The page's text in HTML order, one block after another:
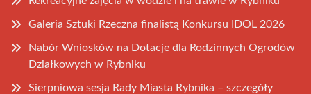
Galeria Sztuki Rzeczna finalistą Konkursu IDOL 2026
Nabór Wniosków na Dotacje dla Rodzinnych Ogrodów
Działkowych w Rybniku
Sierpniowa sesja Rady Miasta Rybnika – szczegóły